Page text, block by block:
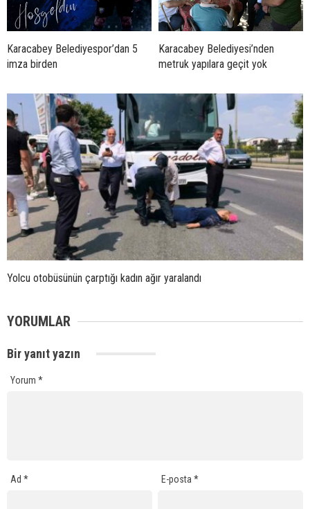
Karacabey Belediyespor’dan 5
imza birden
Karacabey Belediyesi’nden
metruk yapılara geçit yok
Yolcu otobüsünün çarptığı kadın ağır yaralandı
YORUMLAR
Bir yanıt yazın
Yorum *
Ad * E-posta*